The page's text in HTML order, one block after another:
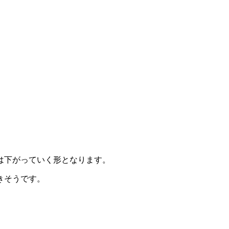
がっていく形となります。
うです。